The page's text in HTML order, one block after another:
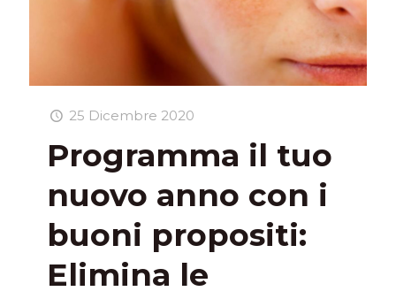
25 Dicembre 2020
Programma il tuo
nuovo anno con i
buoni propositi:
Elimina le